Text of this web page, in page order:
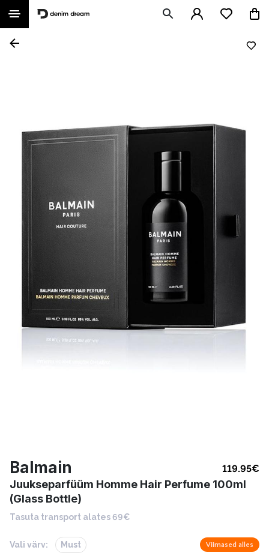
Balmain 119.95€
Juukseparfüüm Homme Hair Perfume 100ml
(Glass Bottle)
Tasuta transport alates 69€
Vali värv: Must Viimased alles